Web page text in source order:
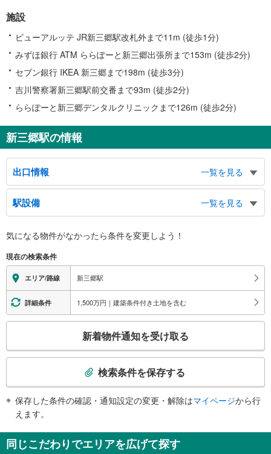
施設
ビューアルッテ JR新三郷駅改札外まで11m (徒歩1分)
みずほ銀行 ATM ららぽーと新三郷出張所まで153m (徒歩2分)
セブン銀行 IKEA 新三郷まで198m (徒歩3分)
吉川警察署新三郷駅前交番まで93m (徒歩2分)
ららぽーと新三郷デンタルクリニックまで126m (徒歩2分)
新三郷駅の情報
出口情報
一覧を見る
東口
バスのりば
西口
ららシティ、バスのりば、タクシーのりば
駅設備
一覧を見る
※段差なしでの移動経路
地上⇔改札⇔ホーム：○
エレベータ
・各ホーム⇔改札
・改札⇔東口（５：００～２４：３０）
・改札⇔西口（５：００～２４：３０）
エスカレータ
トイレ
その他
・点字運賃表
気になる物件がなかったら条件を変更しよう！
現在の検索条件
エリア/路線 新三郷駅
詳細条件 1,500万円｜建築条件付き土地を含む
検
知
を
新着物件通知を受け取る
検索条件を保存する
保存した条件の確認・通知設定の変更・解除はマイページから行
えます。
同じこだわりでエリアを広げて探す